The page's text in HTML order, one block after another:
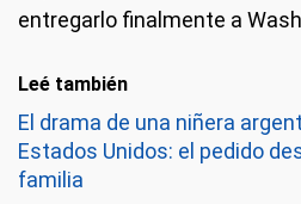
entregarlo finalmente a
Leé también
El drama de una niñera
Estados Unidos: el pedido
familia